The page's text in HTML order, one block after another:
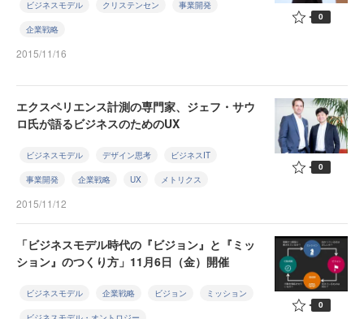
ビジネスモデル クリステンセン 事業開発
企業戦略
2015/11/16
0
エクスペリエンス計測の専門家、ジェフ・サウ
ロ氏が語るビジネスのためのUX
ビジネスモデル デザイン思考 ビジネスIT
事業開発 企業戦略 UX メトリクス
2015/11/12
0
「ビジネスモデル時代の『ビジョン』と『ミッ
ション』のつくり方」11月6日（金）開催
ビジネスモデル 企業戦略 ビジョン ミッション
0